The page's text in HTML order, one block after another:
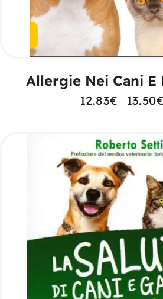
AGGIUNGI AL
Allergie Nei Cani E
13.50
12.83€